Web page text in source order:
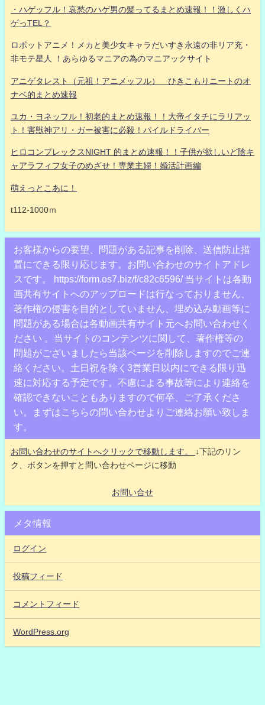
・ハゲッフル！哀愁のハゲ男の髪ってるまとめ速報！！激しくハ
ゲっTEL？
ロボットアニメ！メカと美少女キャラだいすき永遠の非リア充・
非モテ星人 ！あらゆるマニアの為のマニアックサイト
アニゲタレスト（元祖！アニメッフル） ひきこもりニートのオ
ナベ的まとめ速報
ユカ・ヨネッフル！初老的まとめ速報！！大帝イタチにラリアッ
ト！害獣神アリ・ガー被害に必殺！パイルドライバー
ヒロコンプレックスNIGHT 的まとめ速報！！子供が欲しいど陰キ
ャアラフィフ女子のめざせ！専業主婦！婚活計画編
萌えっとこあに！
t112-1000ｍ
お客様からの要望、問題がある記事を削除、送信防止措
置にできる限り応じます。お問い合わせのサイトアドレ
スです。 https://form.os7.biz/f/c82c6596/ 当サイトは各動
画共有サイトへのアップロードは行なっておりません、
著作権の侵害を目的としていません、埋め込み動画等に
問題がある場合は各動画共有サイト元へお問い合わせく
ださい 。当サイトのコンテンツに関して、著作権等の
問題がございましたら当該ページを削除しますのでご連
絡ください。土日祝を除く3営業日以内にできる限り迅
速に対応する予定です。不慮による事故等により連絡を
確認できないこともありますので何卒、ご了承くださ
い。まずはこちらの問い合わせよりご連絡お願い致しま
す。
お問い合わせのサイトへクリックで移動します。
↓下記のリン
ク、ボタンを押すと問い合わせページに移動
お問い合せ
メタ情報
ログイン
投稿フィード
コメントフィード
WordPress.org